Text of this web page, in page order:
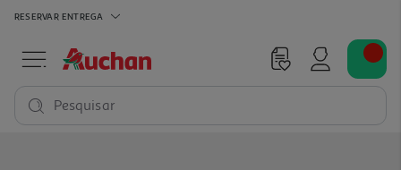
RESERVAR ENTREGA
Pesquisar